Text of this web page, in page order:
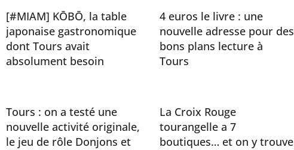
[#MIAM] KŌBŌ, la table
japonaise gastronomique
dont Tours avait
absolument besoin
4 euros le livre : une
nouvelle adresse pour des
bons plans lecture à
Tours
Tours : on a testé une
nouvelle activité originale,
le jeu de rôle Donjons et
La Croix Rouge
tourangelle a 7
boutiques… et on y trouve